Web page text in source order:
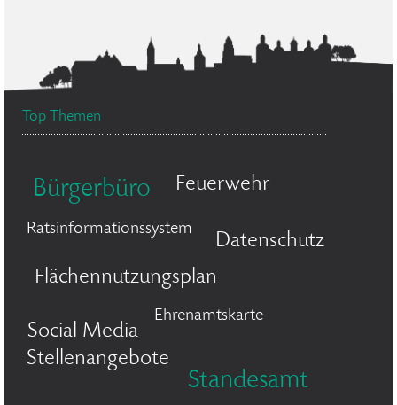
Top Themen
Bürgerbüro Feuerwehr
Ratsinformationssystem
Datenschutz
Flächennutzungsplan
Social Media
Ehrenamtskarte
Stellenangebote
Standesamt